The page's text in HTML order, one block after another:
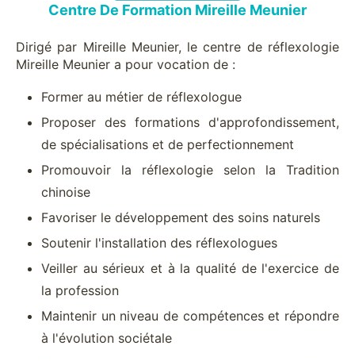
Centre De Formation Mireille Meunier
Dirigé par Mireille Meunier, le centre de réflexologie
Mireille Meunier a pour vocation de :
Former au métier de réflexologue
Proposer des formations d'approfondissement,
de spécialisations et de perfectionnement
Promouvoir la réflexologie selon la Tradition
chinoise
Favoriser le développement des soins naturels
Soutenir l'installation des réflexologues
Veiller au sérieux et à la qualité de l'exercice de
la profession
Maintenir un niveau de compétences et répondre
à l'évolution sociétale